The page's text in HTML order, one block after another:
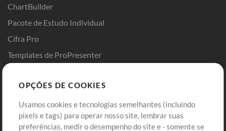
ChartBuilder
Pacote de Estudo Individual
Cifra Pro
Templates de ProPresenter
Comprar Créditos
Conteúdo Grátis
Entre
Cadastre-se
OPÇÕES DE COOKIES
Usamos cookies e tecnologias semelhantes (incluindo
pixels e tags) para operar nosso site, lembrar suas
preferências, medir o desempenho do site e - somente se